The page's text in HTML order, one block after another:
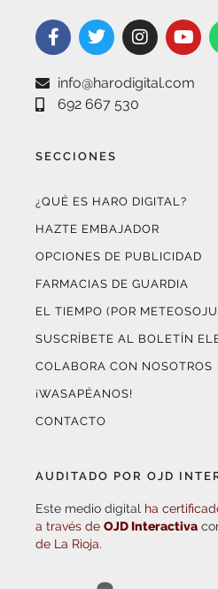
info@harodigital.com
692 667 530
SECCIONES
¿QUÉ ES HARO DIGITAL?
HAZTE EMBAJADOR
OPCIONES DE PUBLICIDAD
FARMACIAS DE GUARDIA
EL TIEMPO (POR
SUSCRÍBETE AL BOLETÍN
COLABORA CON NOSOTROS
¡WASAPÉANOS!
CONTACTO
AUDITADO POR OJD
Este medio digital ha
a través de OJD Interactiva
de La Rioja.